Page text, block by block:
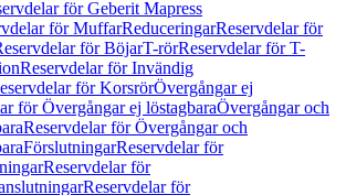
för Geberit Mapress
för MuffarReduceringarReservdelar för
för BöjarT-rörReservdelar för T-
Reservdelar för Invändig
för KorsrörÖvergångar ej
för Övergångar ej löstagbaraÖvergångar och
Reservdelar för Övergångar och
FörslutningarReservdelar för
Reservdelar för
Reservdelar för